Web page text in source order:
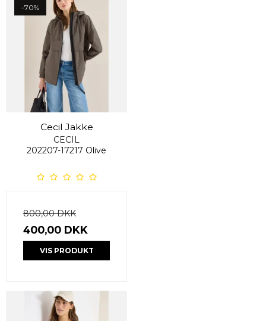
-70%
Cecil Jakke
CECIL
202207-17217 Olive
800,00 DKK
400,00 DKK
VIS PRODUKT